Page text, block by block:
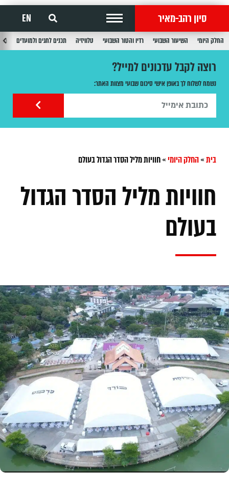
סיון רהב-מאיר EN
החלק היומי השיעור השבועי רדיו והטור השבועי טלוויזיה תכנים לחגים ולמועדים
רוצה לקבל עדכונים למייל?
נשמח לשלוח לך באופן אישי סיכום שבועי מצוות האתר:
בית»החלק היומי»חוויות מליל הסדר הגדול בעולם
חוויות מליל הסדר הגדול
בעולם